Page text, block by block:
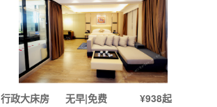
行政大床房 ¥938起
无早|免费